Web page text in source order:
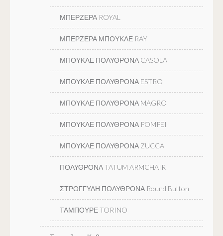
ΜΠΕΡΖΕΡΑ ROYAL
ΜΠΕΡΖΕΡΑ ΜΠΟΥΚΛΕ RAY
ΜΠΟΥΚΛΕ ΠΟΛΥΘΡΟΝΑ CASOLA
ΜΠΟΥΚΛΕ ΠΟΛΥΘΡΟΝΑ ESTRO
ΜΠΟΥΚΛΕ ΠΟΛΥΘΡΟΝΑ MAGRO
ΜΠΟΥΚΛΕ ΠΟΛΥΘΡΟΝΑ POMPEI
ΜΠΟΥΚΛΕ ΠΟΛΥΘΡΟΝΑ ZUCCA
ΠΟΛΥΘΡΟΝΑ TATUM ARMCHAIR
ΣΤΡΟΓΓΥΛΗ ΠΟΛΥΘΡΟΝΑ Round Button
ΤΑΜΠΟΥΡΕ TORINO